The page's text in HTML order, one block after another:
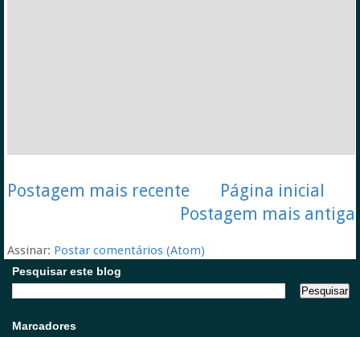
Postagem mais recente
Postagem mais antiga
Página inicial
Assinar: Postar comentários (Atom)
Pesquisar este blog
Marcadores